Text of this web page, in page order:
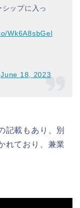
ップに入っ
Wk6A8sbGel
June 18, 2023
記載もあり、別
れており、兼業